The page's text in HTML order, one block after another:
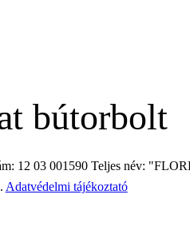
bútorbolt
12 03 001590 Teljes név:
Adatvédelmi tájékoztató